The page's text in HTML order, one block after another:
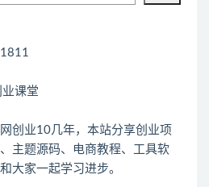
课堂
创业10几年，本站分享创业项
主题源码、电商教程、工具软
大家一起学习进步。